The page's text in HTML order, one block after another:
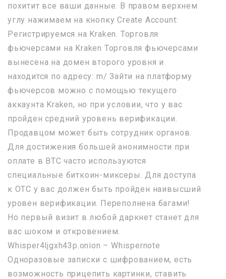
похитит все ваши данные. В правом верхнем
углу нажимаем на кнопку Create Account:
Регистрируемся на Kraken. Торговля
фьючерсами на Kraken Торговля фьючерсами
вынесена на домен второго уровня и
находится по адресу: m/ Зайти на платформу
фьючерсов можно с помощью текущего
аккаунта Kraken, но при условии, что у вас
пройден средний уровень верификации.
Продавцом может быть сотрудник органов.
Для достижения большей анонимности при
оплате в BTC часто используются
специальные биткоин-миксеры. Для доступа
к OTC у вас должен быть пройден наивысший
уровен верификации. Переполнена багами!
Но первый визит в любой даркнет станет для
вас шоком и откровением.
Whisper4ljgxh43p.onion – Whispernote
Одноразовые записки с шифрованием, есть
возможность прицепить картинки, ставить